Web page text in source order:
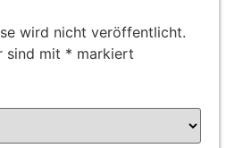
wird nicht veröffentlicht.
sind mit * markiert